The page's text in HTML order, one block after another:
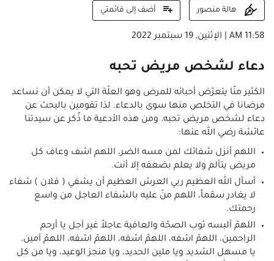
هالة منصور أضف إلى قائمتي
11:58 AM | الإثنين, 19 سبتمبر 2022
دعاء لشخص مريض تحبه
الكثير منّا يتعرّض أحبائه للمرض وهو العلّة التي لا يمكن أن نساعد
مرضانا في التخلص منها سوى بالدعاء. لذا تقومين بالبحث عن
دعاء لشخص مريض تحبه. ومن هذه الأدعية ما ذُكر عن سيدتنا
عائشة رضي الله عنها:
اللهم أنزل شفائك لمن مسه الضر، اللهم اشف وعاف كل
مريض يتألم ولا يعلم بضعفه إلا أنت.
أسأل الله العظيم ربي العرش العظيم أن يشفي ( فلان ) شفاء
لا يغادر سقماً، اللهم منّ عليه بالشفاء العاجل من واسع
رحمتك.
اللهمّ ألبسه ثوب الصحّة والعافية عاجلاً غير آجل يا أرحم
الراحمين، اللهمّ اشفه، اللهمّ اشفه، اللهمّ اشفه، اللهمّ آمين.
يا مسهل الشديد ويا ملين الحديد، ويا منجز الوعيد، ويا من كل